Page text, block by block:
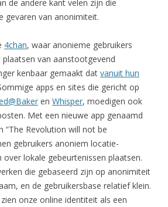
de andere kant velen zijn die
gevaren van anonimiteit.
4chan, waar anonieme gebruikers
van aanstootgevend
kenbaar gemaakt dat vanuit hun
apps en sites die gericht op
en Whisper, moedigen ook
Met een nieuwe app genaamd
“The Revolution will not be
gebruikers anoniem locatie-
over lokale gebeurtenissen plaatsen.
die gebaseerd zijn op anonimiteit
en de gebruikersbase relatief klein.
onze online identiteit als een